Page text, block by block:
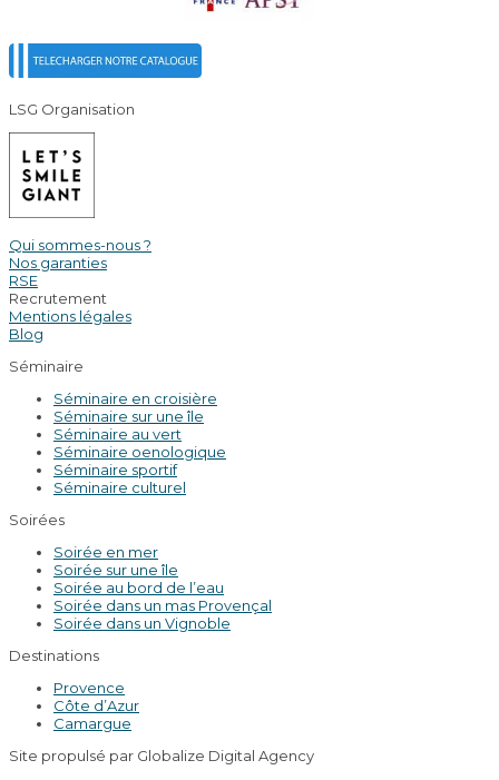
LSG Organisation
Qui sommes-nous ?
Nos garanties
RSE
Recrutement
Mentions légales
Blog
Séminaire
Séminaire en croisière
Séminaire sur une île
Séminaire au vert
Séminaire oenologique
Séminaire sportif
Séminaire culturel
Soirées
Soirée en mer
Soirée sur une île
Soirée au bord de l’eau
Soirée dans un mas Provençal
Soirée dans un Vignoble
Destinations
Provence
Côte d’Azur
Camargue
Site propulsé par Globalize Digital Agency